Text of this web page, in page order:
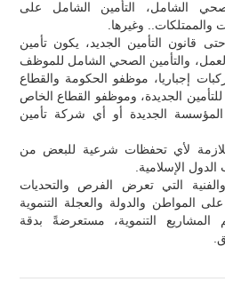
الشامل، التأمين الشامل على
والممتلكات.. وغيرها.
قانون التأمين الجديد، يكون تأمين
العمل، والتأمين الصحي الشامل للموظف
إجباريا، موظفو الحكومة والقطاع
الجديدة، وموظفو القطاع الخاص
الجديدة أو أي شركة تأمين
اللازمة لأي تحفظات شرعية للبعض من
الإسلامية.
والفنية التي تعرض الفرص والتحديات
على المواطن والدولة والعجلة التنموية
المشاريع التنموية، مستعرضةً بدقة